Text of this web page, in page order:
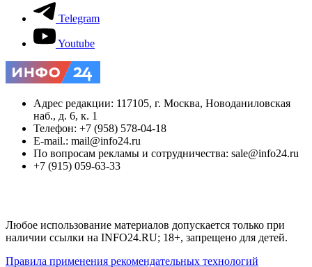
Telegram
Youtube
Адрес редакции: 117105, г. Москва, Новоданиловская
наб., д. 6, к. 1
Телефон: +7 (958) 578-04-18
E-mail.: mail@info24.ru
По вопросам рекламы и сотрудничества: sale@info24.ru
+7 (915) 059-63-33
Любое использование материалов допускается только при
наличии ссылки на INFO24.RU; 18+, запрещено для детей.
Правила применения рекомендательных технологий